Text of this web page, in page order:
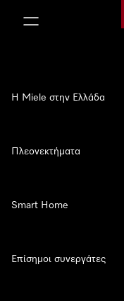
Η Miele στην Ελλάδα
Πλεονεκτήματα
Smart Home
Επίσημοι συνεργάτες